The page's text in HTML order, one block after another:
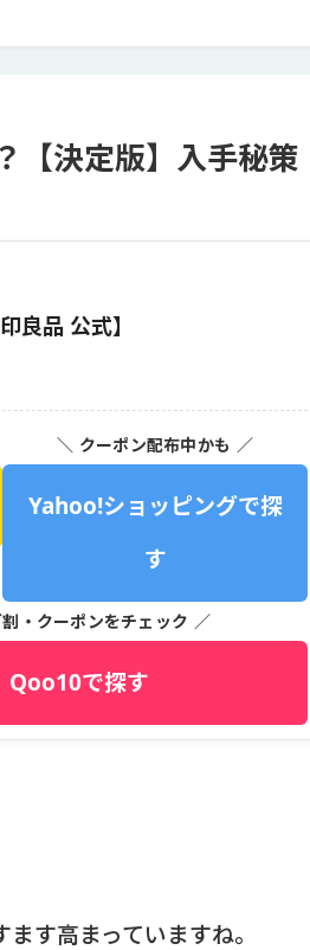
【決定版】入手秘策
良品 公式】
＼ クーポン配布中かも ／
Yahoo!ショッピングで探
す
・クーポンをチェック ／
Qoo10で探す
す高まっていますね。